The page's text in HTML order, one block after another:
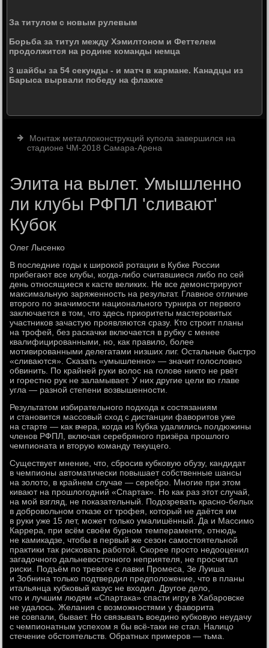
За титулом с новым рулевым
Борьба за титул между Хэмилтоном и Феттелем
продолжится на родине команды немца
3 шайбы за 54 секунды - и матч в кармане. Канадцы из
Барыса вырвали победу на флажке
Монтаж металлоконструкций купола завершился на
стадионе ЧМ-2018 Самара-Арена
Элита на вылет. Умышленно
ли клубы РФПЛ 'сливают'
Кубок
Олег Лысенко
В последние годы к широкой ротации в Кубке России
прибегают все клубы, когда-либо считавшиеся либо по сей
день относящиеся к касте великих. Не все демонстрируют
максимальную заряженность на результат. Главное отличие
второго по значимости национального турнира от первого
заключается в том, что здесь приоритеты мастеровитых
участников зачастую проявляются сразу. Кто строит планы
на трофей, без раскачки включается в рубку с менее
квалифицированными, но, как правило, более
мотивированными делегатами низших лиг. Остальные быстро
«сливаются». Сказать «умышленно» — значит голословно
обвинить. По крайней руки волос на голове никто не рвёт
и горестно рук не заламывает. У них другие цели во главе
угла — разной степени возвышенности.
Результатом избирательного подхода к состязаниям
и становится массовый сход с дистанции фаворитов уже
на старте — как вчера, когда из Кубка удалились полдюжины
членов РФПЛ, включая серебряного призёра прошлого
чемпионата и вторую команду текущего.
Существует мнение, что, сбросив кубковую обузу, кандидат
в чемпионы автоматически повышает собственные шансы
на золото, в крайнем случае — серебро. Многие при этом
кивают на прошлогодний «Спартак». Но как раз этот случай,
на мой взгляд, не показательный. Подозревать красно-белых
в добровольном отказе от трофея, который не даётся им
в руки уже 15 лет, может только умалишённый. Да и Массимо
Каррера, при всём своём бурном темпераменте, отнюдь
не камикадзе, чтобы в первый же сезон самостоятельной
практики так рисковать работой. Скорее просто недооценил
загадочного дальневосточного неприятеля, не просчитал
риски. Подъём по тревоге с лавки Промеса, Зе Луиша
и Зобнина только подтвердил предположение, что в планы
итальянца кубковый казус не входил. Другое дело,
что и лучшим людям «Спартака» спасти игру в Хабаровске
не удалось. Желания с возможностями у фаворита
не совпали, бывает. Но связывать воедино кубковую неудачу
с чемпионатным успехом я бы всё-таки не стал. Налицо
стечение обстоятельств. Обратных примеров — тьма.